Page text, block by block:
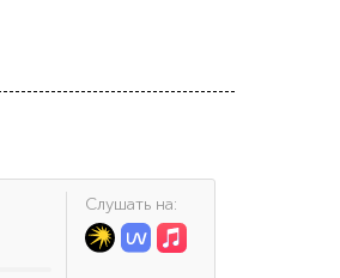
Cлушать на: